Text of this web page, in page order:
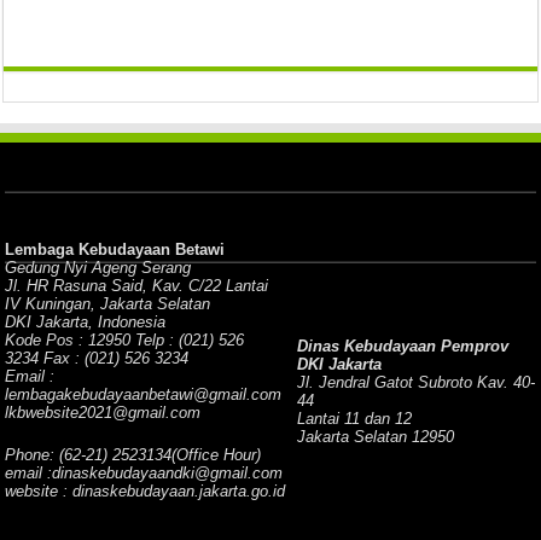
Lembaga Kebudayaan Betawi
Gedung Nyi Ageng Serang
Jl. HR Rasuna Said, Kav. C/22 Lantai
IV Kuningan, Jakarta Selatan
DKI Jakarta, Indonesia
Kode Pos : 12950 Telp : (021) 526
3234 Fax : (021) 526 3234
Email :
lembagakebudayaanbetawi@gmail.com
lkbwebsite2021@gmail.com
Dinas Kebudayaan Pemprov
DKI Jakarta
Jl. Jendral Gatot Subroto Kav. 40-
44
Lantai 11 dan 12
Jakarta Selatan 12950
Phone: (62-21) 2523134(Office Hour)
email :dinaskebudayaandki@gmail.com
website : dinaskebudayaan.jakarta.go.id